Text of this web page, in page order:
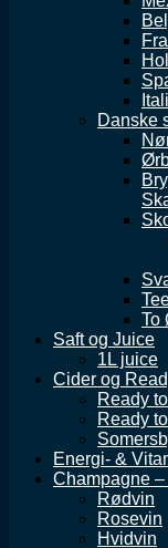
Danske
To
Saft og Juice
1L juice
Cider og
Ready
Ready
Energi- &
Champagne
Rødvin
Rosevin
Hvidvin